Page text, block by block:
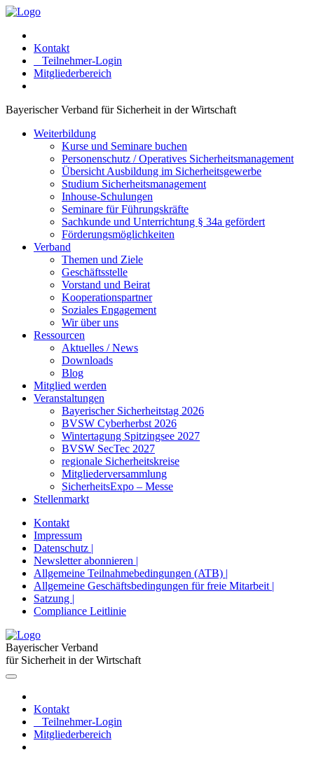
Kontakt
Teilnehmer-Login
Mitgliederbereich
Bayerischer Verband für Sicherheit in der Wirtschaft
Weiterbildung
Kurse und Seminare buchen
Personenschutz / Operatives Sicherheitsmanagement
Übersicht Ausbildung im Sicherheitsgewerbe
Studium Sicherheitsmanagement
Inhouse-Schulungen
Seminare für Führungskräfte
Sachkunde und Unterrichtung § 34a gefördert
Förderungsmöglichkeiten
Verband
Themen und Ziele
Geschäftsstelle
Vorstand und Beirat
Kooperationspartner
Soziales Engagement
Wir über uns
Ressourcen
Aktuelles / News
Downloads
Blog
Mitglied werden
Veranstaltungen
Bayerischer Sicherheitstag 2026
BVSW Cyberherbst 2026
Wintertagung Spitzingsee 2027
BVSW SecTec 2027
regionale Sicherheitskreise
Mitgliederversammlung
SicherheitsExpo – Messe
Stellenmarkt
Kontakt
Impressum
Datenschutz |
Newsletter abonnieren |
Allgemeine Teilnahmebedingungen (ATB) |
Allgemeine Geschäftsbedingungen für freie Mitarbeit |
Satzung |
Compliance Leitlinie
Bayerischer Verband
für Sicherheit in der Wirtschaft
Kontakt
Teilnehmer-Login
Mitgliederbereich